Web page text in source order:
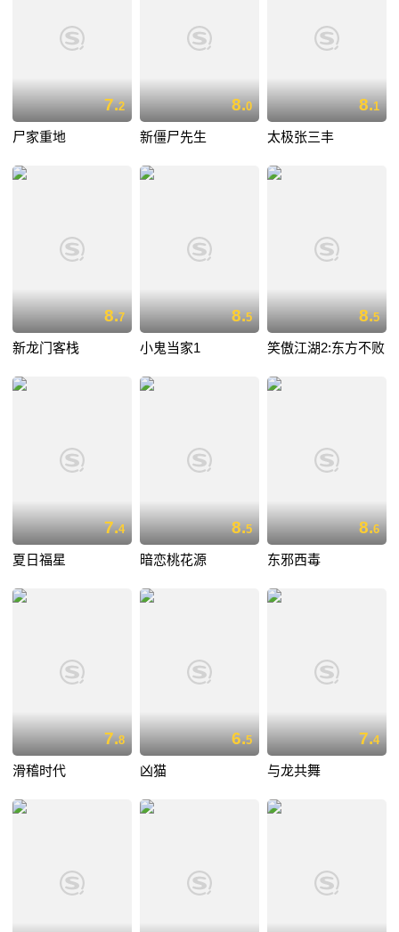
7.2
尸家重地
8.0
新僵尸先生
8.1
太极张三丰
8.7
新龙门客栈
8.5
小鬼当家1
8.5
笑傲江湖2:东方不败
7.4
夏日福星
8.5
暗恋桃花源
8.6
东邪西毒
7.8
滑稽时代
6.5
凶猫
7.4
与龙共舞